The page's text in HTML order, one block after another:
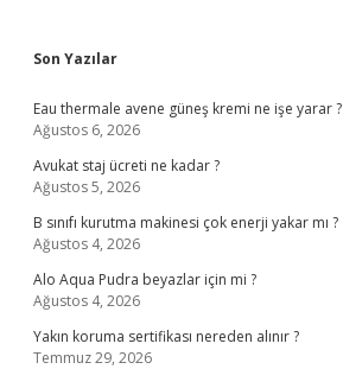
Sidebar
Son Yazılar
Eau thermale avene güneş kremi ne işe yarar ?
Ağustos 6, 2026
Avukat staj ücreti ne kadar ?
Ağustos 5, 2026
B sınıfı kurutma makinesi çok enerji yakar mı ?
Ağustos 4, 2026
Alo Aqua Pudra beyazlar için mi ?
Ağustos 4, 2026
Yakın koruma sertifikası nereden alınır ?
Temmuz 29, 2026